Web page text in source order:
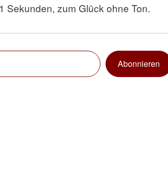
Sekunden, zum Glück ohne Ton.
Abonnieren